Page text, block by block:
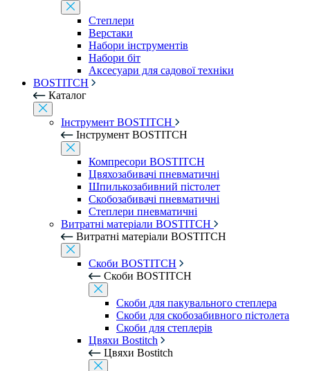
Степлери
Верстаки
Набори інструментів
Набори біт
Аксесуари для садової техніки
BOSTITCH
Каталог
Інструмент BOSTITCH
Інструмент BOSTITCH
Компресори BOSTITCH
Цвяхозабивачі пневматичні
Шпилькозабивний пістолет
Скобозабивачі пневматичні
Степлери пневматичні
Витратні матеріали BOSTITCH
Витратні матеріали BOSTITCH
Скоби BOSTITCH
Скоби BOSTITCH
Скоби для пакувального степлера
Скоби для скобозабивного пістолета
Скоби для степлерів
Цвяхи Bostitch
Цвяхи Bostitch